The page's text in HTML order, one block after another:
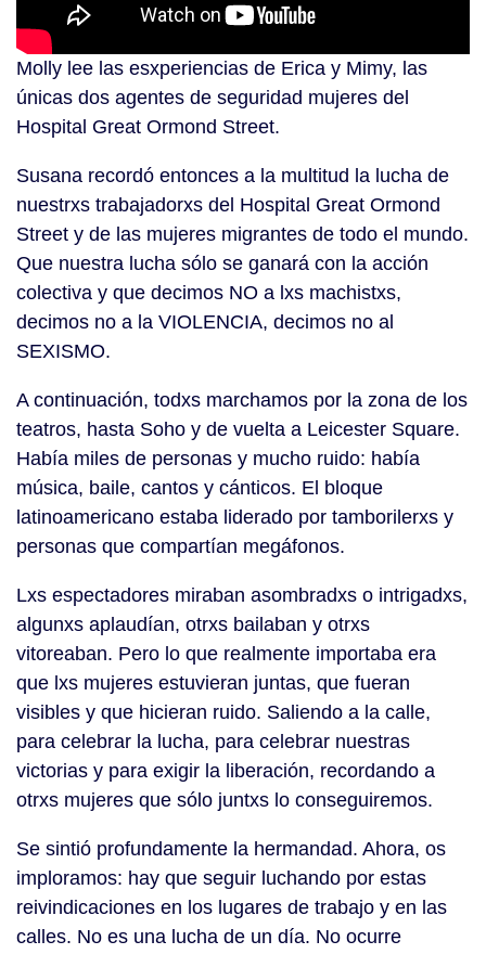
Molly lee las esxperiencias de Erica y Mimy, las
únicas dos agentes de seguridad mujeres del
Hospital Great Ormond Street.
Susana recordó entonces a la multitud la lucha de
nuestrxs trabajadorxs del Hospital Great Ormond
Street y de las mujeres migrantes de todo el mundo.
Que nuestra lucha sólo se ganará con la acción
colectiva y que decimos NO a lxs machistxs,
decimos no a la VIOLENCIA, decimos no al
SEXISMO.
A continuación, todxs marchamos por la zona de los
teatros, hasta Soho y de vuelta a Leicester Square.
Había miles de personas y mucho ruido: había
música, baile, cantos y cánticos. El bloque
latinoamericano estaba liderado por tamborilerxs y
personas que compartían megáfonos.
Lxs espectadores miraban asombradxs o intrigadxs,
algunxs aplaudían, otrxs bailaban y otrxs
vitoreaban. Pero lo que realmente importaba era
que lxs mujeres estuvieran juntas, que fueran
visibles y que hicieran ruido. Saliendo a la calle,
para celebrar la lucha, para celebrar nuestras
victorias y para exigir la liberación, recordando a
otrxs mujeres que sólo juntxs lo conseguiremos.
Se sintió profundamente la hermandad. Ahora, os
imploramos: hay que seguir luchando por estas
reivindicaciones en los lugares de trabajo y en las
calles. No es una lucha de un día. No ocurre